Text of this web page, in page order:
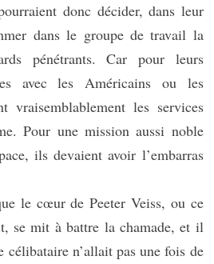
donc décider, dans leur
dans le groupe de travail la
pénétrants. Car pour leurs
avec les Américains ou les
vraisemblablement les services
Pour une mission aussi noble
ils devaient avoir l’embarras
cœur de Peeter Veiss, ou ce
se mit à battre la chamade, et il
célibataire n’allait pas une fois de